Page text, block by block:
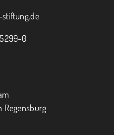
stiftung.de
0
Regensburg